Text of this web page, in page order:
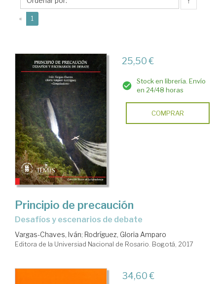
« 1
25,50 €
Stock en librería. Envío
en 24/48 horas
COMPRAR
Principio de precaución
desafíos y escenarios de debate
Vargas-Chaves, Iván; Rodríguez, Gloria Amparo
Editora de la Universiad Nacional de Rosario. Bogotá, 2017
34,60 €